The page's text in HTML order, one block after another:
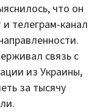
что он
телеграм-канал
связь с
из Украины,
за тысячу